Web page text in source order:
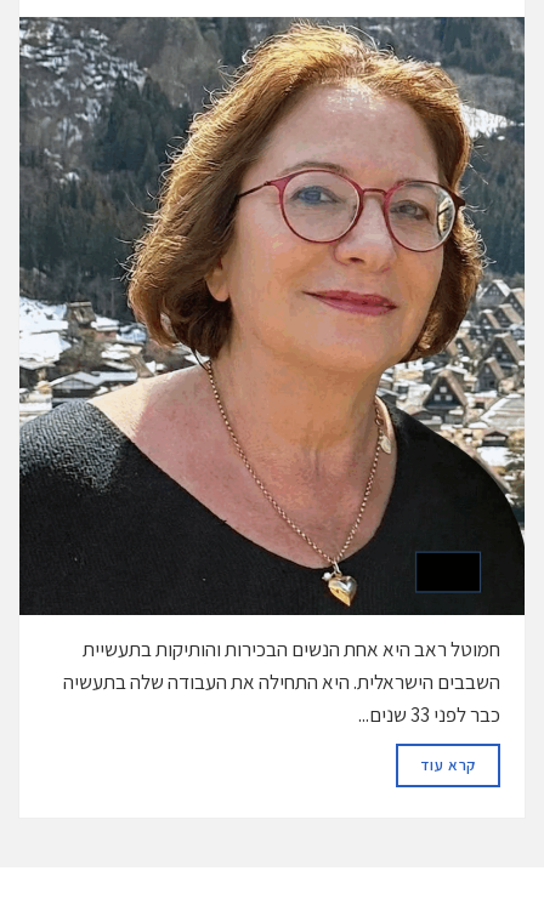
חמוטל ראב היא אחת הנשים הבכירות והותיקות בתעשיית
השבבים הישראלית. היא התחילה את העבודה שלה בתעשיה
כבר לפני 33 שנים...
קרא עודDETAILS